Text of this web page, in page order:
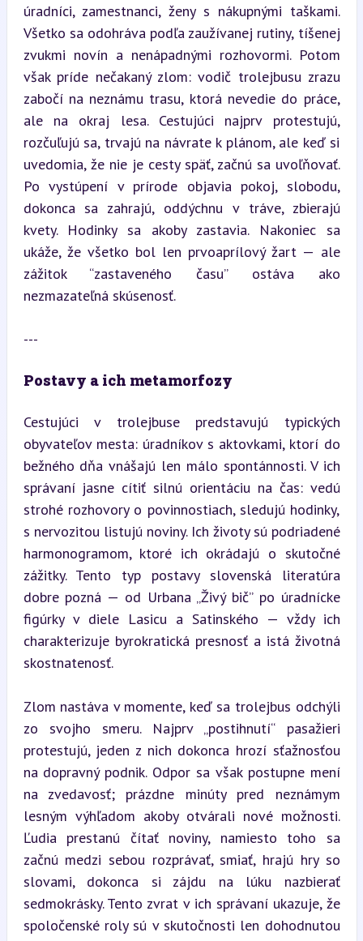
úradníci, zamestnanci, ženy s nákupnými taškami.
Všetko sa odohráva podľa zaužívanej rutiny, tíšenej
zvukmi novín a nenápadnými rozhovormi. Potom
však príde nečakaný zlom: vodič trolejbusu zrazu
zabočí na neznámu trasu, ktorá nevedie do práce,
ale na okraj lesa. Cestujúci najprv protestujú,
rozčuľujú sa, trvajú na návrate k plánom, ale keď si
uvedomia, že nie je cesty späť, začnú sa uvoľňovať.
Po vystúpení v prírode objavia pokoj, slobodu,
dokonca sa zahrajú, oddýchnu v tráve, zbierajú
kvety. Hodinky sa akoby zastavia. Nakoniec sa
ukáže, že všetko bol len prvoaprílový žart — ale
zážitok “zastaveného času” ostáva ako
nezmazateľná skúsenosť.
---
Postavy a ich metamorfozy
Cestujúci v trolejbuse predstavujú typických
obyvateľov mesta: úradníkov s aktovkami, ktorí do
bežného dňa vnášajú len málo spontánnosti. V ich
správaní jasne cítiť silnú orientáciu na čas: vedú
strohé rozhovory o povinnostiach, sledujú hodinky,
s nervozitou listujú noviny. Ich životy sú podriadené
harmonogramom, ktoré ich okrádajú o skutočné
zážitky. Tento typ postavy slovenská literatúra
dobre pozná — od Urbana „Živý bič” po úradnícke
figúrky v diele Lasicu a Satinského — vždy ich
charakterizuje byrokratická presnosť a istá životná
skostnatenosť.
Zlom nastáva v momente, keď sa trolejbus odchýli
zo svojho smeru. Najprv „postihnutí“ pasažieri
protestujú, jeden z nich dokonca hrozí sťažnosťou
na dopravný podnik. Odpor sa však postupne mení
na zvedavosť; prázdne minúty pred neznámym
lesným výhľadom akoby otvárali nové možnosti.
Ľudia prestanú čítať noviny, namiesto toho sa
začnú medzi sebou rozprávať, smiať, hrajú hry so
slovami, dokonca si zájdu na lúku nazbierať
sedmokrásky. Tento zvrat v ich správaní ukazuje, že
spoločenské roly sú v skutočnosti len dohodnutou